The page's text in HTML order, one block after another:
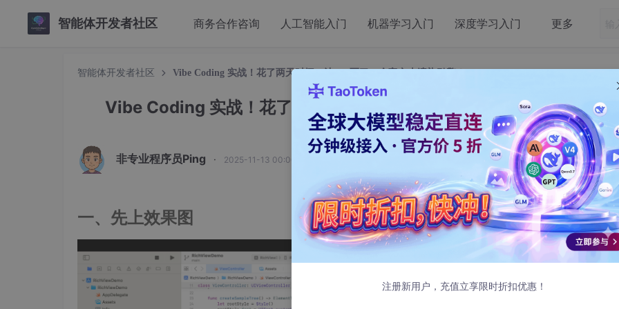
智能体开发者社区 商务合作咨询 人工智能入门 机器学习入门 深度学习入门 更多
智能体开发者社区 Vibe Coding 实战！花了两天时间，让 AI 写了一个富文本渲染引擎！
Vibe Coding 实战！花了两天时间，让 AI 写了一个富文本渲染引擎！
非专业程序员Ping · 2025-11-13 00:00:24 发布
一、先上效果图
注册新用户，充值立享限时折扣优惠！